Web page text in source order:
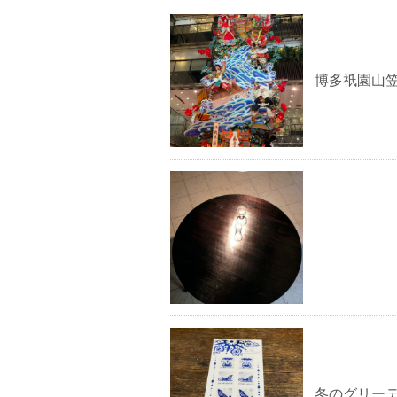
博多祇園山